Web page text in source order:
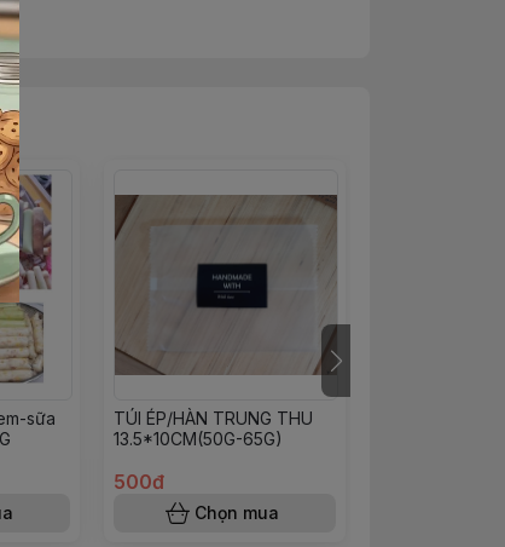
sữa
TÚI ÉP/HÀN TRUNG THU
13.5*10CM(50G-65G)
500đ
Chọn mua